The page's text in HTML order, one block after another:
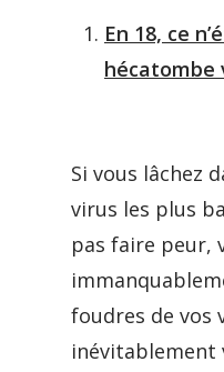
En 18, ce
hécatombe
Si vous lâchez
virus les plus
pas faire peur,
foudres de vos
inévitablement